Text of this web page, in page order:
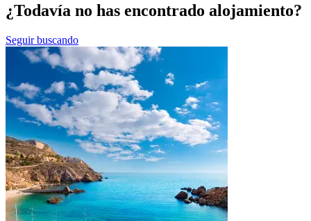
¿Todavía no has encontrado alojamiento?
Seguir buscando